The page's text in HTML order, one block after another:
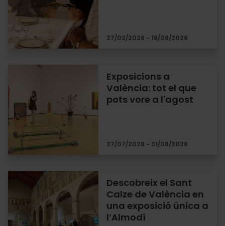
27/02/2026 - 16/08/2026
Exposicions a
València: tot el que
pots vore a l'agost
27/07/2026 - 31/08/2026
Descobreix el Sant
Calze de València en
una exposició única a
l’Almodí